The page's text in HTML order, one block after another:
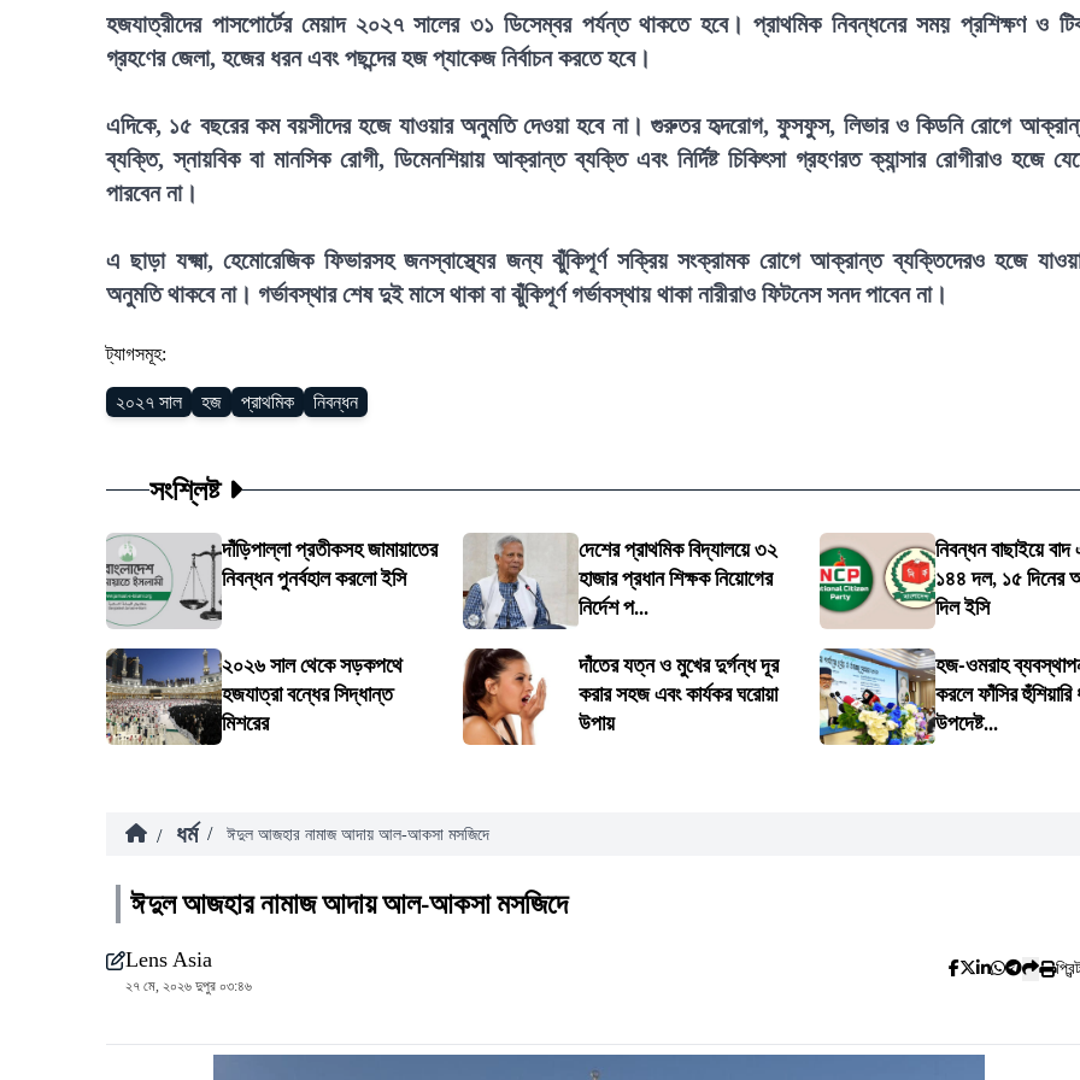
হজযাত্রীদের পাসপোর্টের মেয়াদ ২০২৭ সালের ৩১ ডিসেম্বর পর্যন্ত থাকতে হবে। প্রাথমিক নিবন্ধনের সময় প্রশিক্ষণ ও
গ্রহণের জেলা, হজের ধরন এবং পছন্দের হজ প্যাকেজ নির্বাচন করতে হবে।
এদিকে, ১৫ বছরের কম বয়সীদের হজে যাওয়ার অনুমতি দেওয়া হবে না। গুরুতর হৃদরোগ, ফুসফুস, লিভার ও কিডনি রোগে
ব্যক্তি, স্নায়বিক বা মানসিক রোগী, ডিমেনশিয়ায় আক্রান্ত ব্যক্তি এবং নির্দিষ্ট চিকিৎসা গ্রহণরত ক্যান্সার রোগীরাও হজে
পারবেন না।
এ ছাড়া যক্ষ্মা, হেমোরেজিক ফিভারসহ জনস্বাস্থ্যের জন্য ঝুঁকিপূর্ণ সক্রিয় সংক্রামক রোগে আক্রান্ত ব্যক্তিদেরও হজে
অনুমতি থাকবে না। গর্ভাবস্থার শেষ দুই মাসে থাকা বা ঝুঁকিপূর্ণ গর্ভাবস্থায় থাকা নারীরাও ফিটনেস সনদ পাবেন না।
ট্যাগসমূহ:
২০২৭ সাল হজ প্রাথমিক নিবন্ধন
সংশ্লিষ্ট
দাঁড়িপাল্লা প্রতীকসহ জামায়াতের
নিবন্ধন পুনর্বহাল করলো ইসি
দেশের প্রাথমিক বিদ্যালয়ে ৩২
হাজার প্রধান শিক্ষক নিয়োগের
নির্দেশ প...
নিবন্ধন বাছাইয়ে
১৪৪ দল, ১৫ দিনের
দিল ইসি
২০২৬ সাল থেকে সড়কপথে
হজযাত্রা বন্ধের সিদ্ধান্ত
মিশরের
দাঁতের যত্ন ও মুখের দুর্গন্ধ দূর
করার সহজ এবং কার্যকর ঘরোয়া
উপায়
হজ-ওমরাহ
করলে ফাঁসির হুঁশিয়ারি
উপদেষ্ট...
/ ধর্ম / ঈদুল আজহার নামাজ আদায় আল-আকসা মসজিদে
ঈদুল আজহার নামাজ আদায় আল-আকসা মসজিদে
Lens Asia
২৭ মে, ২০২৬ দুপুর ০৩:৪৬